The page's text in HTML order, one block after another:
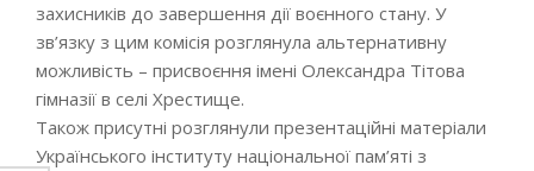
захисників до завершення дії воєнного стану. У
зв’язку з цим комісія розглянула альтернативну
можливість – присвоєння імені Олександра Тітова
гімназії в селі Хрестище.
Також присутні розглянули презентаційні матеріали
Українського інституту національної пам’яті з